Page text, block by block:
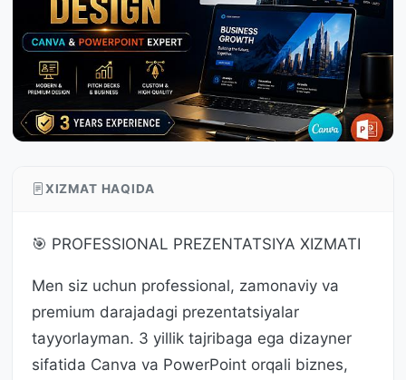
XIZMAT HAQIDA
🎯 PROFESSIONAL PREZENTATSIYA XIZMATI
Men siz uchun professional, zamonaviy va
premium darajadagi prezentatsiyalar
tayyorlayman. 3 yillik tajribaga ega dizayner
sifatida Canva va PowerPoint orqali biznes,